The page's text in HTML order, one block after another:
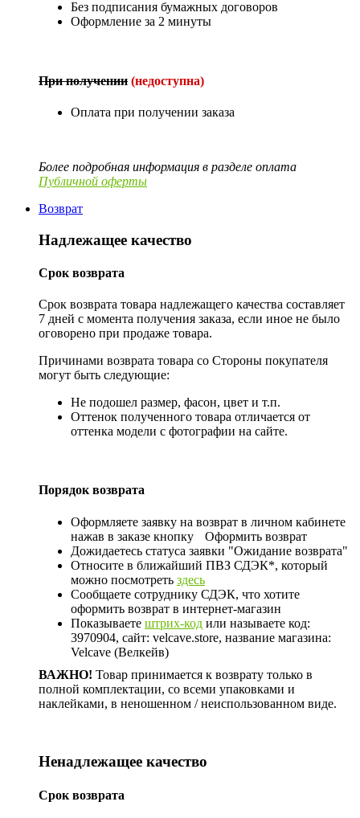
Без подписания бумажных договоров
Оформление за 2 минуты
При получении (недоступна)
Оплата при получении заказа
Более подробная информация в разделе оплата
Публичной оферты
Возврат
Надлежащее качество
Срок возврата
Срок возврата товара надлежащего качества составляет
7 дней с момента получения заказа, если иное не было
оговорено при продаже товара.
Причинами возврата товара со Стороны покупателя
могут быть следующие:
Не подошел размер, фасон, цвет и т.п.
Оттенок полученного товара отличается от
оттенка модели с фотографии на сайте.
Порядок возврата
Оформляете заявку на возврат в личном кабинете
нажав в заказе кнопку
Оформить возврат
Дожидаетесь статуса заявки "Ожидание возврата"
Относите в ближайший ПВЗ СДЭК*, который
можно посмотреть здесь
Сообщаете сотруднику СДЭК, что хотите
оформить возврат в интернет-магазин
Показываете штрих-код или называете код:
3970904, сайт: velcave.store, название магазина:
Velcave (Велкейв)
ВАЖНО! Товар принимается к возврату только в
полной комплектации, со всеми упаковками и
наклейками, в неношенном / неиспользованном виде.
Ненадлежащее качество
Срок возврата